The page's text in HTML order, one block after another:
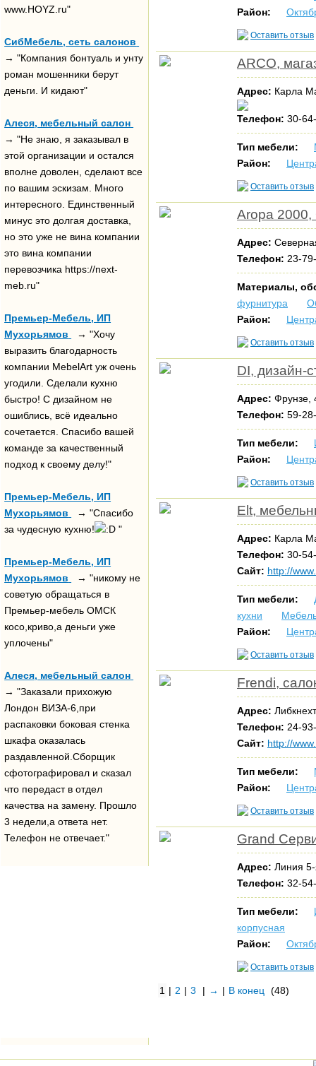
www.HOYZ.ru"
СибМебель, сеть салонов
→ "Компания бонтуаль и унту
роман мошенники берут
деньги. И кидают"
Алеся, мебельный салон
→ "Не знаю, я заказывал в
этой организации и остался
вполне доволен, сделают все
по вашим эскизам. Много
интересного. Единственный
минус это долгая доставка,
но это уже не вина компании
это вина компании
перевозчика https://next-
meb.ru"
Премьер-Мебель, ИП
Мухорьямов
→ "Хочу
выразить благодарность
компании MebelArt уж очень
угодили. Сделали кухню
быстро! С дизайном не
ошиблись, всё идеально
сочетается. Спасибо вашей
команде за качественный
подход к своему делу!"
Премьер-Мебель, ИП
Мухорьямов
→ "Спасибо
за чудесную кухню!
"
Премьер-Мебель, ИП
Мухорьямов
→ "никому не
советую обращаться в
Премьер-мебель ОМСК
косо,криво,а деньги уже
уплочены"
Алеся, мебельный салон
→ "Заказали прихожую
Лондон ВИЗА-6,при
распаковки боковая стенка
шкафа оказалась
раздавленной.Сборщик
сфотографировал и сказал
что передаст в отдел
качества на замену. Прошло
3 недели,а ответа нет.
Телефон не отвечает."
Район:
Оставить отзыв
ARCO,
Адрес: Карла
Телефон: 30-
Тип мебели:
Район:
Оставить отзыв
Aropa
Адрес:
Телефон: 23-
Материалы,
фурнитура
Район:
Оставить отзыв
DI, дизайн-
Адрес: Фрунзе,
Телефон: 59-
Тип мебели:
Район:
Оставить отзыв
Elt,
Адрес: Карла
Телефон: 30-
Сайт: http://
Тип мебели:
кухни
Район:
Оставить отзыв
Frendi,
Адрес:
Телефон: 24-
Сайт: http://
Тип мебели:
Район:
Оставить отзыв
Grand
Адрес: Линия
Телефон: 32-
Тип мебели:
корпусная
Район:
Оставить отзыв
1 | 2 | 3 | → | В конец (48)